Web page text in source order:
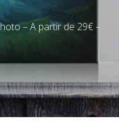
– A partir de 29€ –